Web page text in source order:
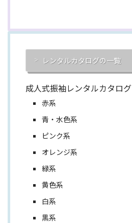
レンタルカタログの一覧
成人式振袖レンタルカタログ
赤系
青・水色系
ピンク系
オレンジ系
緑系
黄色系
白系
黒系